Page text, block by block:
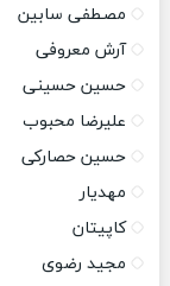
مصطفی سابین
آرش معروفی
حسین حسینی
علیرضا محبوب
حسین حصارکی
مهدیار
کاپیتان
مجید رضوی